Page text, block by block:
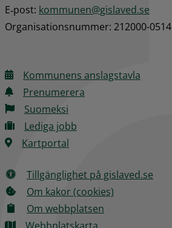
E‑post: kommunen@gislaved.se
Organisationsnummer: 212000-0514
Kommunens anslagstavla
Prenumerera
Suomeksi
Lediga jobb
Kartportal
Tillgänglighet på gislaved.se
Om kakor (cookies)
Om webbplatsen